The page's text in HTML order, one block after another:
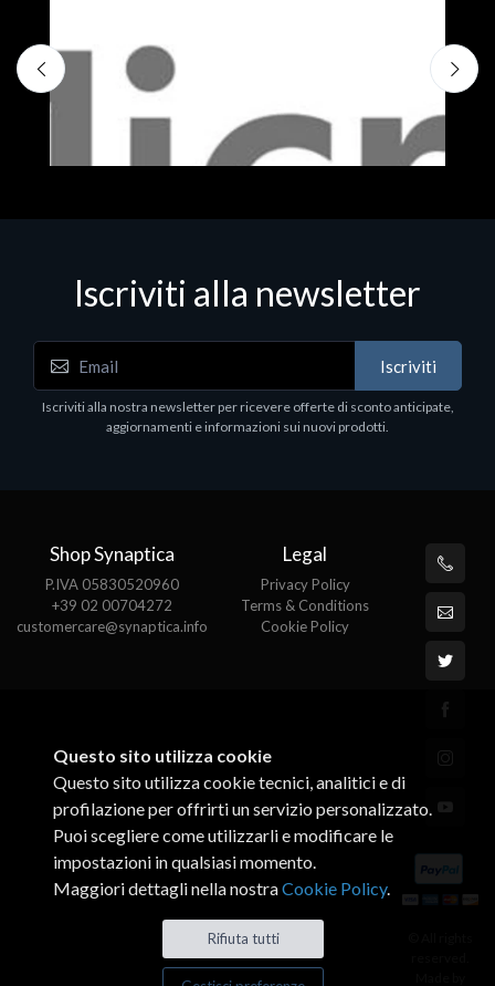
Software - Office Productivity
MS OFFICE H&S 2021 ESD
Iscriviti alla newsletter
Iscriviti
Iscriviti alla nostra newsletter per ricevere offerte di sconto anticipate,
aggiornamenti e informazioni sui nuovi prodotti.
Shop Synaptica
P.IVA 05830520960
+39 02 00704272
customercare@synaptica.info
Legal
Privacy Policy
Terms & Conditions
Cookie Policy
Questo sito utilizza cookie
Questo sito utilizza cookie tecnici, analitici e di
profilazione per offrirti un servizio personalizzato.
Puoi scegliere come utilizzarli e modificare le
impostazioni in qualsiasi momento.
Maggiori dettagli nella nostraCookie Policy.
Rifiuta tutti